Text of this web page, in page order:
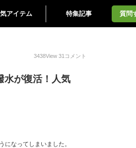
気アイテム 特集記事 質問
3438View 31 コメント
水が復活！人気
なってしまいました。